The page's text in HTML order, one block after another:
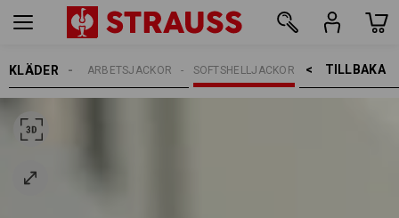
KLÄDER TILLBAKA    >
SOFTSHELLJACKOR
ARBETSJACKOR
HERRAR